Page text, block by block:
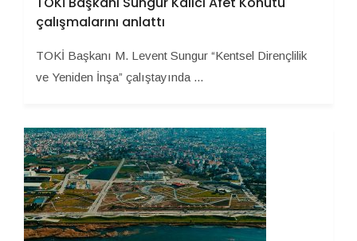
çalışmalarını anlattı
TOKİ Başkanı M. Levent Sungur “Kentsel Dirençlilik
ve Yeniden İnşa” çalıştayında ...